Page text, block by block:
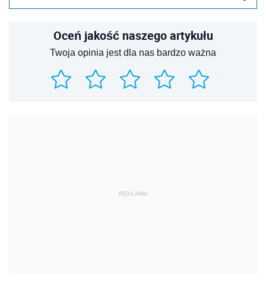
Oceń jakość naszego artykułu
Twoja opinia jest dla nas bardzo ważna
REKLAMA